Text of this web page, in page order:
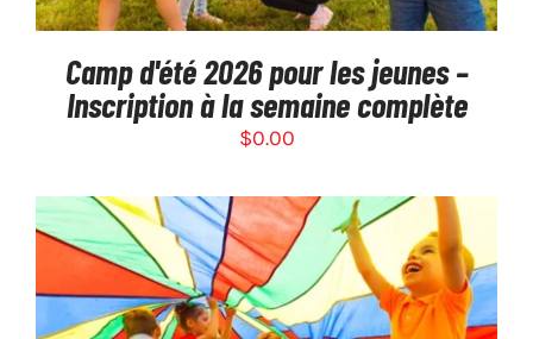
Camp d'été 2026 pour les jeunes –
Inscription à la semaine complète
$0.00